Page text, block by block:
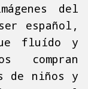
del
español,
fluído y
compran
de niños y